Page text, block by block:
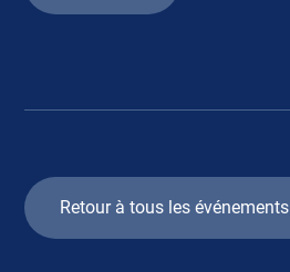
Retour à tous les événements